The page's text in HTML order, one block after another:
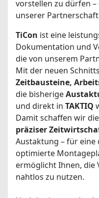
vorstellen zu dürfen
unserer
TiCon ist eine
Dokumentation und
die von unserem
Mit der neuen
Zeitbausteine,
die bisherige
und direkt in TAKTIQ
Damit schaffen wir
präziser
Austaktung – für
optimierte
ermöglicht Ihnen, die
nahtlos zu nutzen.